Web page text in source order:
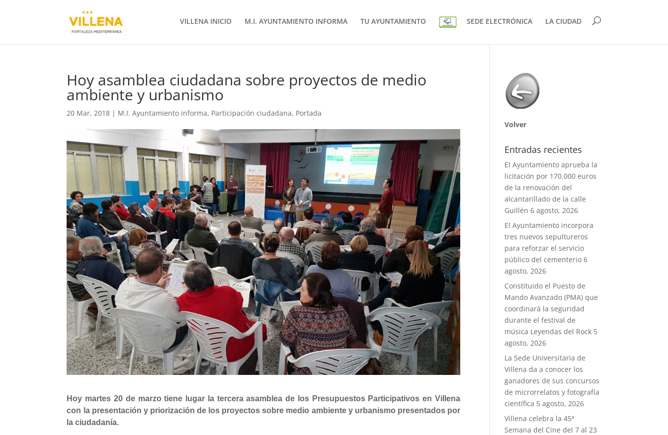
VILLENA INICIO M.I. AYUNTAMIENTO INFORMA TU AYUNTAMIENTO SEDE ELECTRÓNICA LA CIUDAD
Hoy asamblea ciudadana sobre proyectos de medio
ambiente y urbanismo
20 Mar, 2018 | M.I. Ayuntamiento informa, Participación ciudadana, Portada
Hoy martes 20 de marzo tiene lugar la tercera asamblea de los Presupuestos Participativos en Villena
con la presentación y priorización de los proyectos sobre medio ambiente y urbanismo presentados por
la ciudadanía.
Volver
Entradas recientes
El Ayuntamiento aprueba la
licitación por 170.000 euros
de la renovación del
alcantarillado de la calle
Guillén 6 agosto, 2026
El Ayuntamiento incorpora
tres nuevos sepultureros
para reforzar el servicio
público del cementerio 6
agosto, 2026
Constituido el Puesto de
Mando Avanzado (PMA) que
coordinará la seguridad
durante el festival de
música Leyendas del Rock 5
agosto, 2026
La Sede Universitaria de
Villena da a conocer los
ganadores de sus concursos
de microrrelatos y fotografía
científica 5 agosto, 2026
Villena celebra la 45ª
Semana del Cine del 7 al 23